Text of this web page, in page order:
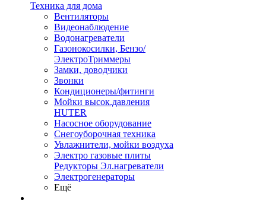
Техника для дома
Вентиляторы
Видеонаблюдение
Водонагреватели
Газонокосилки, Бензо/
ЭлектроТриммеры
Замки, доводчики
Звонки
Кондиционеры/фитинги
Мойки высок.давления
HUTER
Насосное оборудование
Снегоуборочная техника
Увлажнители, мойки воздуха
Электро газовые плиты
Редукторы Эл.нагреватели
Электрогенераторы
Ещё